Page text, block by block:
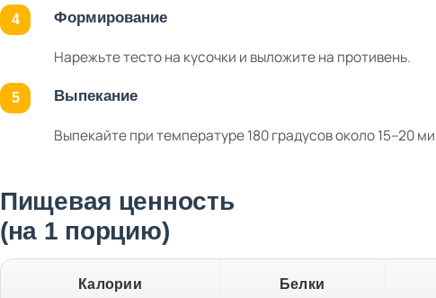
Формирование
Нарежьте тесто на кусочки и выложите на противень.
Выпекание
Выпекайте при температуре 180 градусов около 15–20
Пищевая ценность
(на 1 порцию)
Калории Белки